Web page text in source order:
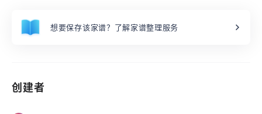
想要保存该家谱？了解家谱整理服务
创建者